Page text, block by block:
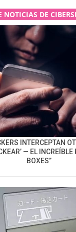
NOTICIAS DE
INTERCEPTAN
— EL INCREÍBLE
BOXES”